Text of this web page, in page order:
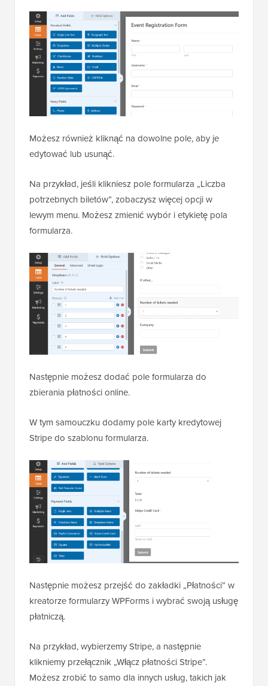
Możesz również kliknąć na dowolne pole, aby je
edytować lub usunąć.
Na przykład, jeśli klikniesz pole formularza „Liczba
potrzebnych biletów”, zobaczysz więcej opcji w
lewym menu. Możesz zmienić wybór i etykietę pola
formularza.
Następnie możesz dodać pole formularza do
zbierania płatności online.
W tym samouczku dodamy pole karty kredytowej
Stripe do szablonu formularza.
Następnie możesz przejść do zakładki „Płatności” w
kreatorze formularzy WPForms i wybrać swoją usługę
płatniczą.
Na przykład, wybierzemy Stripe, a następnie
klikniemy przełącznik „Włącz płatności Stripe”.
Możesz zrobić to samo dla innych usług, takich jak